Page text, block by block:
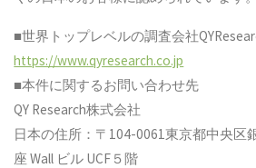
■世界トップレベルの調査会社
https://www.qyresearch.co.jp
■本件に関するお問い合わせ先
QY Research株式会社
日本の住所：〒104-0061東京都中央区
座 Wall ビル UCF５階